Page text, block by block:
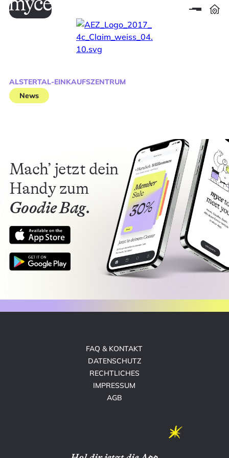
ALSTERTAL-EINKAUFSZENTRUM
News
Mach’ jetzt dein
Handy zum
Goodie Bag.
FAQ & KONTAKT
DATENSCHUTZ
RECHTLICHES
IMPRESSUM
AGB